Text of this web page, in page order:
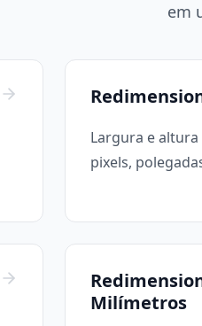
em
Largura e
pixels,
Milímetros